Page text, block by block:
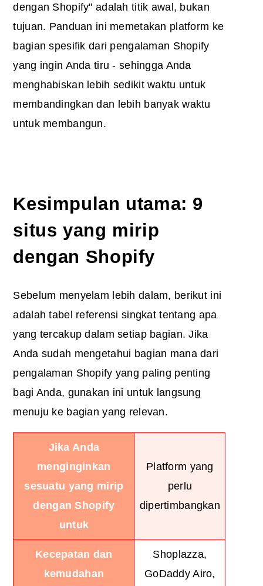
dengan Shopify" adalah titik awal, bukan
tujuan. Panduan ini memetakan platform ke
bagian spesifik dari pengalaman Shopify
yang ingin Anda tiru - sehingga Anda
menghabiskan lebih sedikit waktu untuk
membandingkan dan lebih banyak waktu
untuk membangun.
Kesimpulan utama: 9
situs yang mirip
dengan Shopify
Sebelum menyelam lebih dalam, berikut ini
adalah tabel referensi singkat tentang apa
yang tercakup dalam setiap bagian. Jika
Anda sudah mengetahui bagian mana dari
pengalaman Shopify yang paling penting
bagi Anda, gunakan ini untuk langsung
menuju ke bagian yang relevan.
Jika Anda
menginginkan
sesuatu yang mirip
dengan Shopify
untuk
Platform yang
perlu
dipertimbangkan
Kecepatan dan
kemudahan
Shoplazza,
GoDaddy Airo,